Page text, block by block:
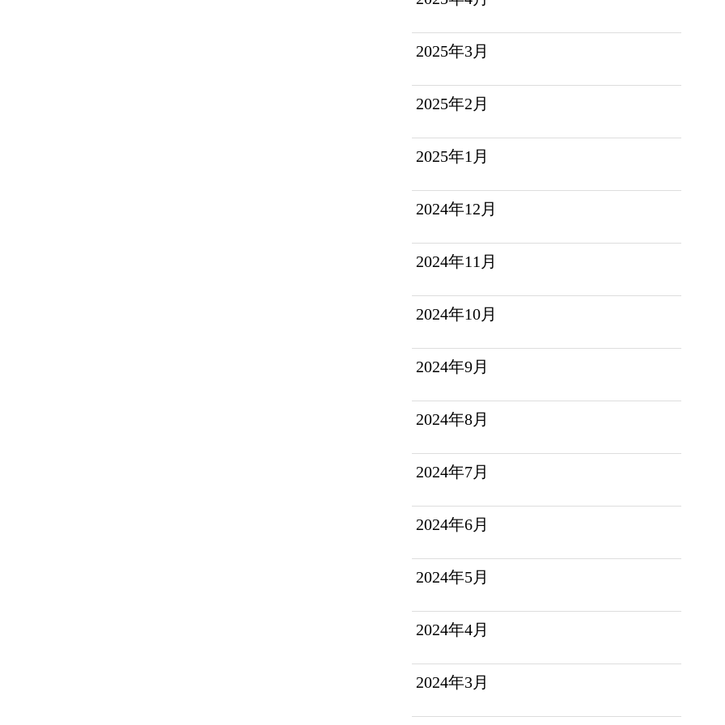
2025年3月
2025年2月
2025年1月
2024年12月
2024年11月
2024年10月
2024年9月
2024年8月
2024年7月
2024年6月
2024年5月
2024年4月
2024年3月